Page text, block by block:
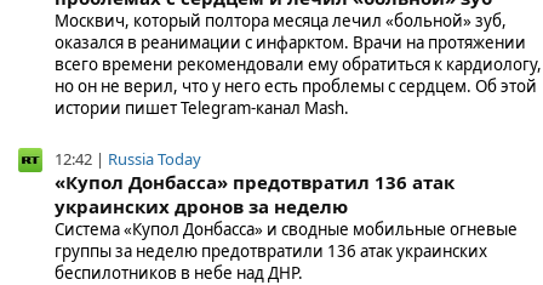
Москвич, который полтора месяца лечил «больной» зуб,
оказался в реанимации с инфарктом. Врачи на протяжении
всего времени рекомендовали ему обратиться к кардиологу,
но он не верил, что у него есть проблемы с сердцем. Об этой
истории пишет Telegram-канал Mash.
12:42 | Russia Today
«Купол Донбасса» предотвратил 136 атак
украинских дронов за неделю
Система «Купол Донбасса» и сводные мобильные огневые
группы за неделю предотвратили 136 атак украинских
беспилотников в небе над ДНР.